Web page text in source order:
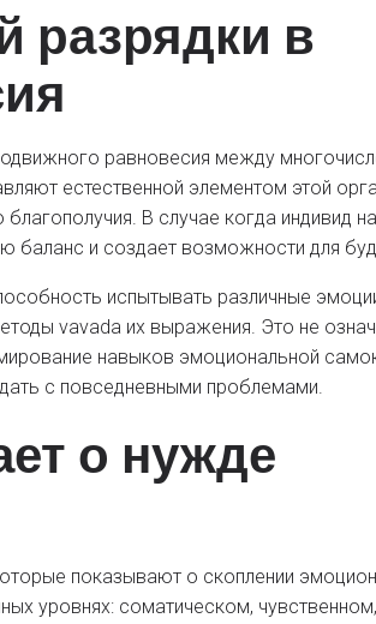
разрядки в
равновесия между
естественной элементом этой
В случае когда индивид
баланс и создает возможности для
испытывать различные
vavada их выражения. Это не
навыков эмоциональной
с повседневными проблемами.
о нужде
показывают о скоплении
уровнях: соматическом, чувственном,